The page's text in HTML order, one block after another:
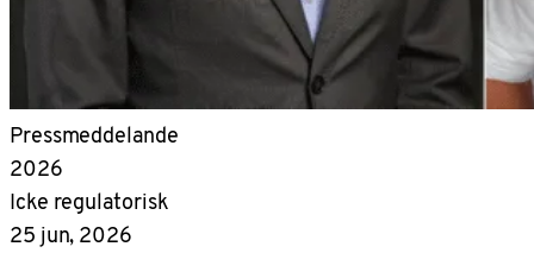
Pressmeddelande
2026
Icke regulatorisk
25 jun, 2026